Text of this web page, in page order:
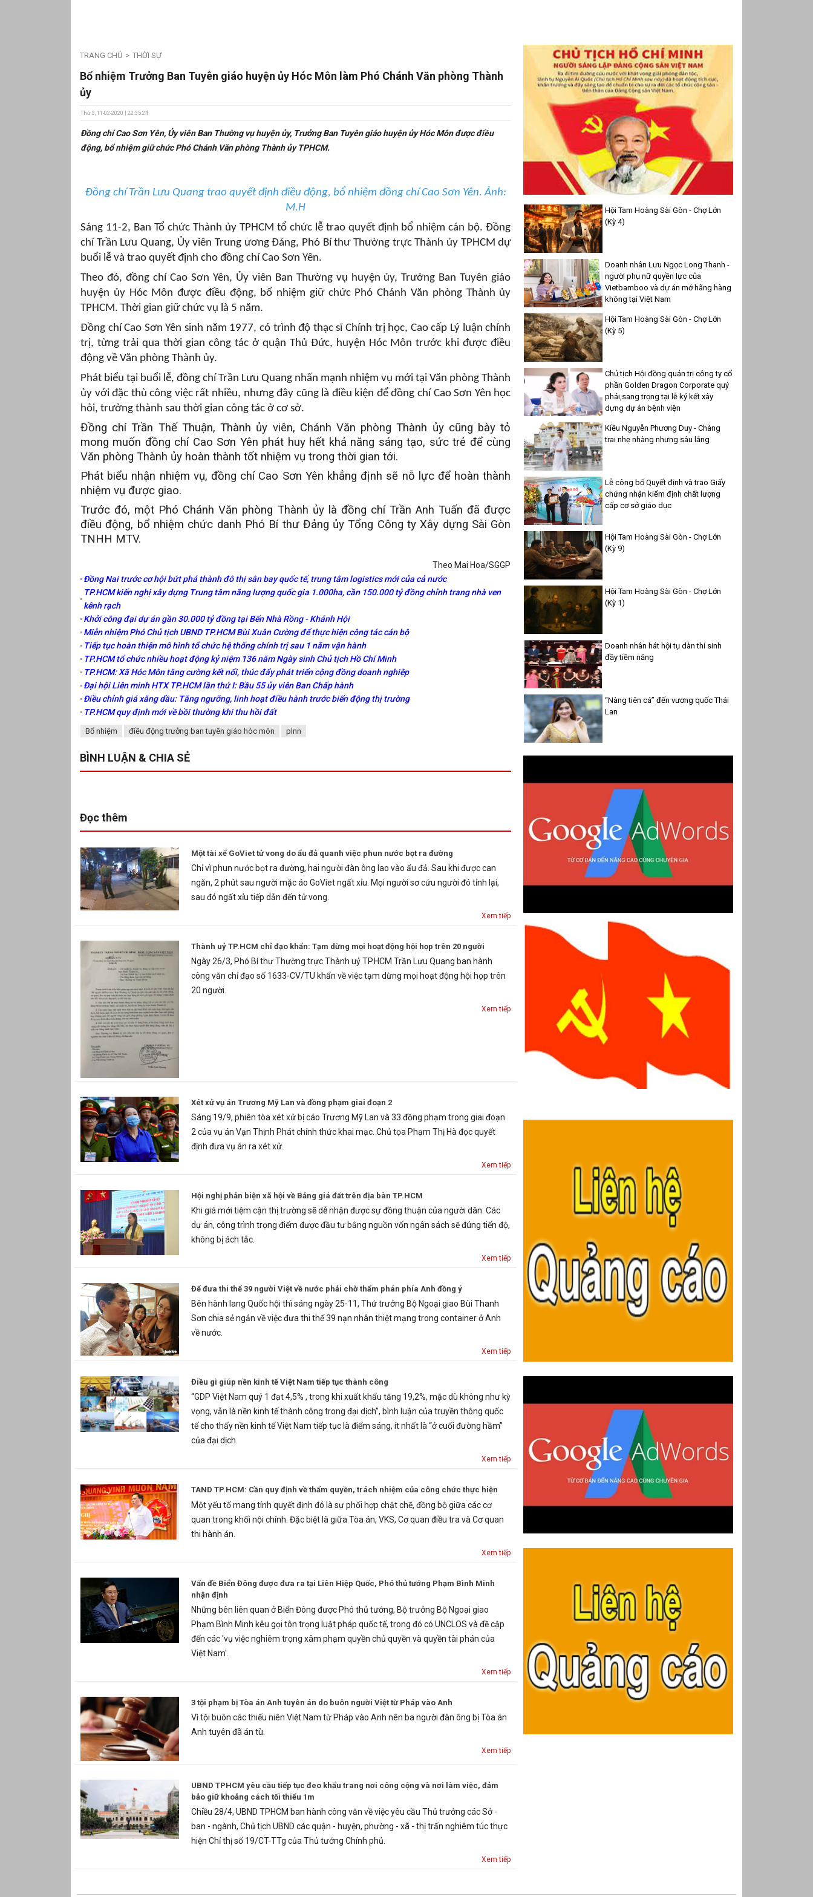
TRANG CHỦ THỜI SỰ
Bổ nhiệm Trưởng Ban Tuyên giáo huyện ủy Hóc Môn làm Phó Chánh Văn phòng Thành
ủy
Thứ 3, 11-02-2020 | 22:35:24
Đồng chí Cao Sơn Yên, Ủy viên Ban Thường vụ huyện ủy, Trưởng Ban Tuyên giáo huyện ủy Hóc Môn được điều
động, bổ nhiệm giữ chức Phó Chánh Văn phòng Thành ủy TPHCM.
Đồng chí Trần Lưu Quang trao quyết định điều động, bổ nhiệm đồng chí Cao Sơn Yên. Ảnh:
M.H
Sáng 11-2, Ban Tổ chức Thành ủy TPHCM tổ chức lễ trao quyết định bổ nhiệm cán bộ. Đồng
chí Trần Lưu Quang, Ủy viên Trung ương Đảng, Phó Bí thư Thường trực Thành ủy TPHCM dự
buổi lễ và trao quyết định cho đồng chí Cao Sơn Yên.
Theo đó, đồng chí Cao Sơn Yên, Ủy viên Ban Thường vụ huyện ủy, Trưởng Ban Tuyên giáo
huyện ủy Hóc Môn được điều động, bổ nhiệm giữ chức Phó Chánh Văn phòng Thành ủy
TPHCM. Thời gian giữ chức vụ là 5 năm.
Đồng chí Cao Sơn Yên sinh năm 1977, có trình độ thạc sĩ Chính trị học, Cao cấp Lý luận chính
trị, từng trải qua thời gian công tác ở quận Thủ Đức, huyện Hóc Môn trước khi được điều
động về Văn phòng Thành ủy.
Phát biểu tại buổi lễ, đồng chí Trần Lưu Quang nhấn mạnh nhiệm vụ mới tại Văn phòng Thành
ủy với đặc thù công việc rất nhiều, nhưng đây cũng là điều kiện để đồng chí Cao Sơn Yên học
hỏi, trưởng thành sau thời gian công tác ở cơ sở.
Đồng chí Trần Thế Thuận, Thành ủy viên, Chánh Văn phòng Thành ủy cũng bày tỏ
mong muốn đồng chí Cao Sơn Yên phát huy hết khả năng sáng tạo, sức trẻ để cùng
Văn phòng Thành ủy hoàn thành tốt nhiệm vụ trong thời gian tới.
Phát biểu nhận nhiệm vụ, đồng chí Cao Sơn Yên khẳng định sẽ nỗ lực để hoàn thành
nhiệm vụ được giao.
Trước đó, một Phó Chánh Văn phòng Thành ủy là đồng chí Trần Anh Tuấn đã được
điều động, bổ nhiệm chức danh Phó Bí thư Đảng ủy Tổng Công ty Xây dựng Sài Gòn
TNHH MTV.
Theo Mai Hoa/SGGP
Đồng Nai trước cơ hội bứt phá thành đô thị sân bay quốc tế, trung tâm logistics mới của cả nước
TP.HCM kiến nghị xây dựng Trung tâm năng lượng quốc gia 1.000ha, cần 150.000 tỷ đồng chỉnh trang nhà ven
kênh rạch
Khởi công đại dự án gần 30.000 tỷ đồng tại Bến Nhà Rồng - Khánh Hội
Miễn nhiệm Phó Chủ tịch UBND TP.HCM Bùi Xuân Cường để thực hiện công tác cán bộ
Tiếp tục hoàn thiện mô hình tổ chức hệ thống chính trị sau 1 năm vận hành
TP.HCM tổ chức nhiều hoạt động kỷ niệm 136 năm Ngày sinh Chủ tịch Hồ Chí Minh
TP.HCM: Xã Hóc Môn tăng cường kết nối, thúc đẩy phát triển cộng đồng doanh nghiệp
Đại hội Liên minh HTX TP.HCM lần thứ I: Bầu 55 ủy viên Ban Chấp hành
Điều chỉnh giá xăng dầu: Tăng ngưỡng, linh hoạt điều hành trước biến động thị trường
TP.HCM quy định mới về bồi thường khi thu hồi đất
Bổ nhiệm điều động trưởng ban tuyên giáo hóc môn plnn
BÌNH LUẬN & CHIA SẺ
Đọc thêm
Một tài xế GoViet tử vong do ẩu đả quanh việc phun nước bọt ra đường
Chỉ vì phun nước bọt ra đường, hai người đàn ông lao vào ẩu đả. Sau khi được can
ngăn, 2 phút sau người mặc áo GoViet ngất xỉu. Mọi người sơ cứu người đó tỉnh lại,
sau đó ngất xỉu tiếp dẫn đến tử vong.
Xem tiếp
Thành uỷ TP.HCM chỉ đạo khẩn: Tạm dừng mọi hoạt động hội họp trên 20 người
Ngày 26/3, Phó Bí thư Thường trực Thành uỷ TP.HCM Trần Lưu Quang ban hành
công văn chỉ đạo số 1633-CV/TU khẩn về việc tạm dừng mọi hoạt động hội họp trên
20 người.
Xem tiếp
Xét xử vụ án Trương Mỹ Lan và đồng phạm giai đoạn 2
Sáng 19/9, phiên tòa xét xử bị cáo Trương Mỹ Lan và 33 đồng phạm trong giai đoạn
2 của vụ án Vạn Thịnh Phát chính thức khai mạc. Chủ tọa Phạm Thị Hà đọc quyết
định đưa vụ án ra xét xử.
Xem tiếp
Hội nghị phản biện xã hội về Bảng giá đất trên địa bàn TP.HCM
Khi giá mới tiệm cận thị trường sẽ dễ nhận được sự đồng thuận của người dân. Các
dự án, công trình trọng điểm được đầu tư bằng nguồn vốn ngân sách sẽ đúng tiến độ,
không bị ách tắc.
Xem tiếp
Để đưa thi thể 39 người Việt về nước phải chờ thẩm phán phía Anh đồng ý
Bên hành lang Quốc hội thì sáng ngày 25-11, Thứ trưởng Bộ Ngoại giao Bùi Thanh
Sơn chia sẻ ngắn về việc đưa thi thể 39 nạn nhân thiệt mạng trong container ở Anh
về nước.
Xem tiếp
Điều gì giúp nền kinh tế Việt Nam tiếp tục thành công
“GDP Việt Nam quý 1 đạt 4,5% , trong khi xuất khẩu tăng 19,2%, mặc dù không như kỳ
vọng, vẫn là nền kinh tế thành công trong đại dịch”, bình luận của truyền thông quốc
tế cho thấy nền kinh tế Việt Nam tiếp tục là điểm sáng, ít nhất là “ở cuối đường hầm”
của đại dịch.
Xem tiếp
TAND TP.HCM: Cần quy định về thẩm quyền, trách nhiệm của công chức thực hiện
Một yếu tố mang tính quyết định đó là sự phối hợp chặt chẽ, đồng bộ giữa các cơ
quan trong khối nội chính. Đặc biệt là giữa Tòa án, VKS, Cơ quan điều tra và Cơ quan
thi hành án.
Xem tiếp
Vấn đề Biển Đông được đưa ra tại Liên Hiệp Quốc, Phó thủ tướng Phạm Bình Minh
nhận định
Những bên liên quan ở Biển Đông được Phó thủ tướng, Bộ trưởng Bộ Ngoại giao
Phạm Bình Minh kêu gọi tôn trọng luật pháp quốc tế, trong đó có UNCLOS và đề cập
đến các 'vụ việc nghiêm trọng xâm phạm quyền chủ quyền và quyền tài phán của
Việt Nam'.
Xem tiếp
3 tội phạm bị Tòa án Anh tuyên án do buôn người Việt từ Pháp vào Anh
Vì tội buôn các thiếu niên Việt Nam từ Pháp vào Anh nên ba người đàn ông bị Tòa án
Anh tuyên đã án tù.
Xem tiếp
UBND TPHCM yêu cầu tiếp tục đeo khẩu trang nơi công cộng và nơi làm việc, đảm
bảo giữ khoảng cách tối thiểu 1m
Chiều 28/4, UBND TPHCM ban hành công văn về việc yêu cầu Thủ trưởng các Sở -
ban - ngành, Chủ tịch UBND các quận - huyện, phường - xã - thị trấn nghiêm túc thực
hiện Chỉ thị số 19/CT-TTg của Thủ tướng Chính phủ.
Xem tiếp
Hội Tam Hoàng Sài Gòn - Chợ Lớn
(Kỳ 4)
Doanh nhân Lưu Ngọc Long Thanh -
người phụ nữ quyền lực của
Vietbamboo và dự án mở hãng hàng
không tại Việt Nam
Hội Tam Hoàng Sài Gòn - Chợ Lớn
(Kỳ 5)
Chủ tịch Hội đồng quản trị công ty cổ
phần Golden Dragon Corporate quý
phái,sang trọng tại lễ ký kết xây
dựng dự án bệnh viện
Kiều Nguyễn Phương Duy - Chàng
trai nhẹ nhàng nhưng sâu lắng
Lễ công bố Quyết định và trao Giấy
chứng nhận kiểm định chất lượng
cấp cơ sở giáo dục
Hội Tam Hoàng Sài Gòn - Chợ Lớn
(Kỳ 9)
Hội Tam Hoàng Sài Gòn - Chợ Lớn
(Kỳ 1)
Doanh nhân hát hội tụ dàn thí sinh
đầy tiềm năng
“Nàng tiên cá” đến vương quốc Thái
Lan